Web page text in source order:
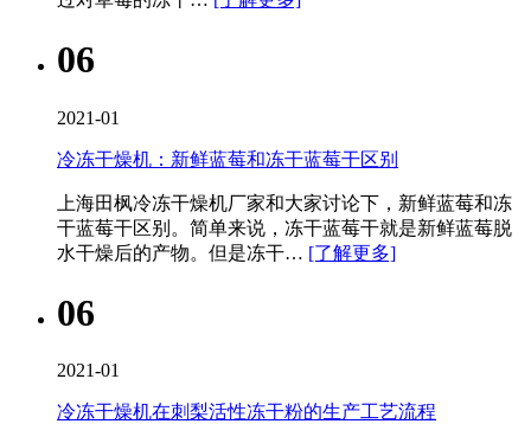
06
2021-01
冷冻干燥机：新鲜蓝莓和冻干蓝莓干区别
上海田枫冷冻干燥机厂家和大家讨论下，新鲜蓝莓和冻
干蓝莓干区别。简单来说，冻干蓝莓干就是新鲜蓝莓脱
水干燥后的产物。但是冻干… [了解更多]
06
2021-01
冷冻干燥机在刺梨活性冻干粉的生产工艺流程